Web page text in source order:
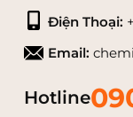
Điện Thoại:
Email:
Hotline